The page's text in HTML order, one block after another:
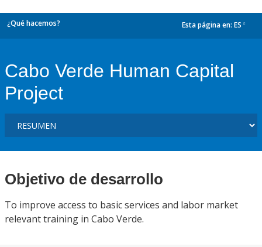
¿Qué hacemos? Esta página en: ES
Cabo Verde Human Capital
Project
Objetivo de desarrollo
To improve access to basic services and labor market
relevant training in Cabo Verde.